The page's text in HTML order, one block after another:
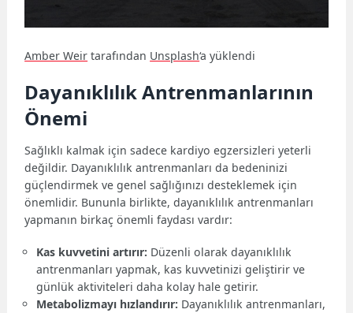
Amber Weir tarafından Unsplash‘a yüklendi
Dayanıklılık Antrenmanlarının
Önemi
Sağlıklı kalmak için sadece kardiyo egzersizleri yeterli
değildir. Dayanıklılık antrenmanları da bedeninizi
güçlendirmek ve genel sağlığınızı desteklemek için
önemlidir. Bununla birlikte, dayanıklılık antrenmanları
yapmanın birkaç önemli faydası vardır:
Kas kuvvetini artırır: Düzenli olarak dayanıklılık
antrenmanları yapmak, kas kuvvetinizi geliştirir ve
günlük aktiviteleri daha kolay hale getirir.
Metabolizmayı hızlandırır: Dayanıklılık antrenmanları,